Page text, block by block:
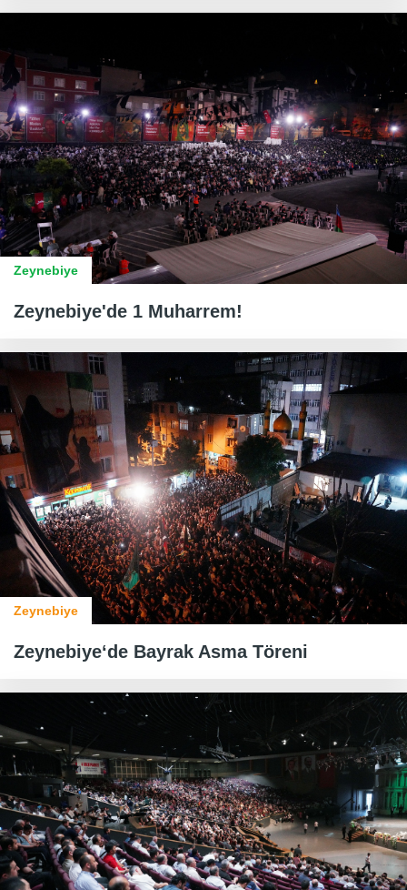
Zeynebiye
Zeynebiye'de 1 Muharrem!
Zeynebiye
Zeynebiye‘de Bayrak Asma Töreni